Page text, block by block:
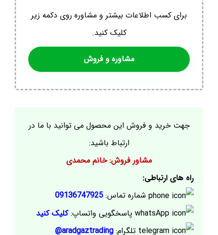
برای کسب اطلاعات بیشتر و مشاوره روی دکمه زیر
کلیک کنید.
مشاوره و فروش
جهت خرید و فروش این محصول می توانید با ما در
ارتباط باشید:
مشاور فروش: خانم محمدی
راه های ارتباطی:
شماره تماس: 09136747925
پاسخگویی واتساپ:کلیک کنید
تلگرام: aradgaztrading@